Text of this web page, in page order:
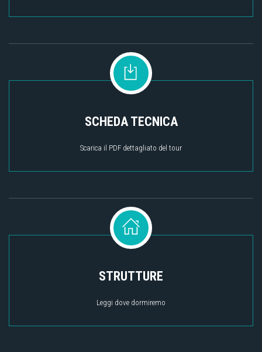
SCHEDA TECNICA
Scarica il PDF dettagliato del tour
STRUTTURE
Leggi dove dormiremo